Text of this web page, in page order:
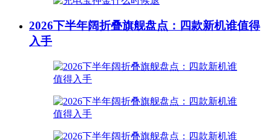
2026下半年阔折叠旗舰盘点：四款新机谁值得
入手